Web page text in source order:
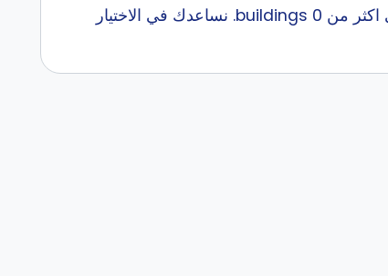
إبحث عن أفضل سكن طلاب قرب Marangoni Fashion Institute مع كاسيتا في اكثر من 0 buildings. نساعدك في الاختيار